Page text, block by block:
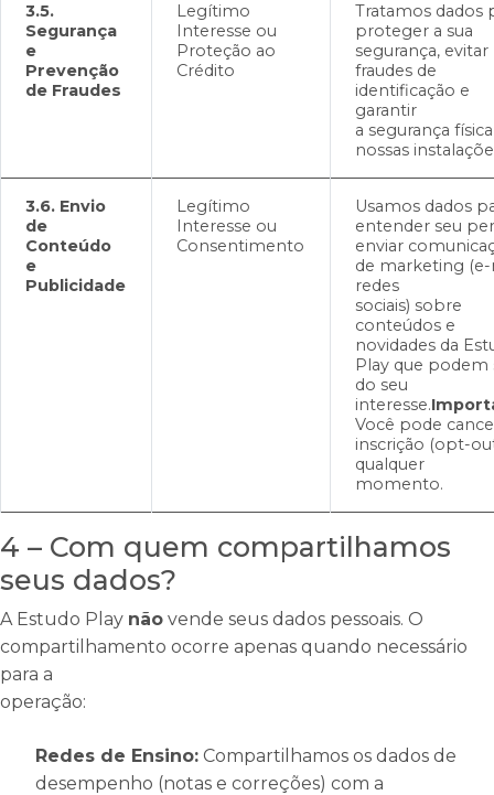
3.5.
Segurança
e
Prevenção
de Fraudes
Legítimo
Interesse ou
Proteção ao
Crédito
Tratamos dados
proteger a sua
segurança, evitar
fraudes de
identificação e
garantir
a segurança
nossas
3.6. Envio
de
Conteúdo
e
Publicidade
Legítimo
Interesse ou
Consentimento
Usamos dados
entender seu
enviar
de marketing (e-
redes
sociais) sobre
conteúdos e
novidades da
Play que podem
do seu
interesse.
Você pode
inscrição (opt-
qualquer
momento.
4 – Com quem compartilhamos
seus dados?
A Estudo Play não vende seus dados pessoais. O
compartilhamento ocorre apenas quando necessário
para a
operação:
Redes de Ensino: Compartilhamos os dados de
desempenho (notas e correções) com a